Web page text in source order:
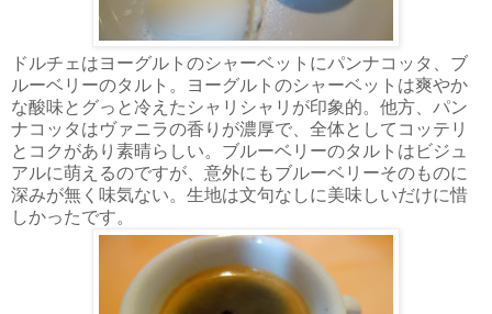
ドルチェはヨーグルトのシャーベットにパンナコッタ、ブ
ルーベリーのタルト。ヨーグルトのシャーベットは爽やか
な酸味とグっと冷えたシャリシャリが印象的。他方、パン
ナコッタはヴァニラの香りが濃厚で、全体としてコッテリ
とコクがあり素晴らしい。ブルーベリーのタルトはビジュ
アルに萌えるのですが、意外にもブルーベリーそのものに
深みが無く味気ない。生地は文句なしに美味しいだけに惜
しかったです。